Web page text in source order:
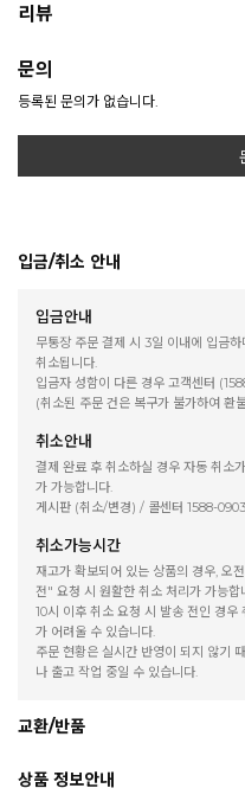
리뷰
문의
등록된 문의가 없습니다.
입금/취소 안내
입금안내
무통장 주문 결제 시 3일 이내에 입금
취소됩니다.
입금자 성함이 다른 경우 고객센터
(취소된 주문 건은 복구가 불가하여 환
취소안내
결제 완료 후 취소하실 경우 자동 취소
가 가능합니다.
게시판 (취소/변경) / 콜센터 1588-
취소가능시간
재고가 확보되어 있는 상품의 경우, 오
전" 요청 시 원활한 취소 처리가 가능합
10시 이후 취소 요청 시 발송 전인 경
가 어려울 수 있습니다.
주문 현황은 실시간 반영이 되지 않기
나 출고 작업 중일 수 있습니다.
교환/반품
상품 정보안내